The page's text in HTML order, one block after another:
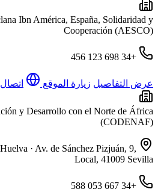
Ibn América, España, Solidaridad y
Cooperación (AESCO)
+34 698 123 456
عرض التفاصيل زيارة الموقع اتصال
y Desarrollo con el Norte de África
(CODENAF)
· Av. de Sánchez Pizjuán, 9,
Local, 41009 Sevilla
+34 667 053 588